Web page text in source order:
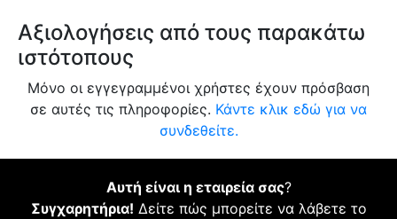
Αξιολογήσεις από τους παρακάτω
ιστότοπους
Μόνο οι εγγεγραμμένοι χρήστες έχουν πρόσβαση
σε αυτές τις πληροφορίες. Κάντε κλικ εδώ για να
συνδεθείτε.
Αυτή είναι η εταιρεία σας?
Συγχαρητήρια! Δείτε πώς μπορείτε να λάβετε το